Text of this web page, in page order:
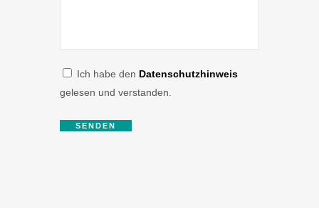
Ich habe den Datenschutzhinweis
gelesen und verstanden.